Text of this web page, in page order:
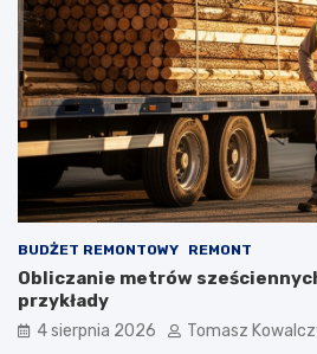
BUDŻET REMONTOWY REMONT
Obliczanie metrów
przykłady
4 sierpnia 2026 Tomasz